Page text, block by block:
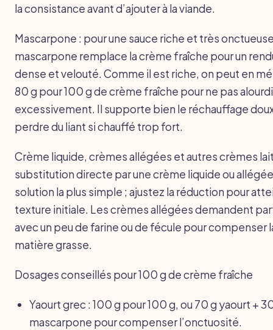
la consistance avant d’ajouter à la viande.
Mascarpone : pour une sauce riche et très
mascarpone remplace la crème fraîche pour un
dense et velouté. Comme il est riche, on peut en
80 g pour 100 g de crème fraîche pour ne pas
excessivement. Il supporte bien le réchauffage
perdre du liant si chauffé trop fort.
Crème liquide, crèmes allégées et autres crèmes
substitution directe par une crème liquide ou
solution la plus simple ; ajustez la réduction pour
texture initiale. Les crèmes allégées demandent
avec un peu de farine ou de fécule pour compenser
matière grasse.
Dosages conseillés pour 100 g de crème fraîche
Yaourt grec : 100 g pour 100 g, ou 70 g yaourt +
mascarpone pour compenser l’onctuosité.